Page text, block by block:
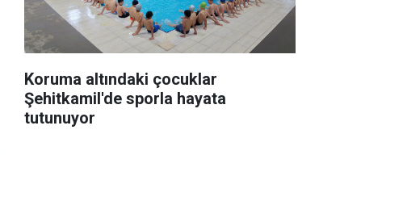
Koruma altındaki çocuklar
Şehitkamil'de sporla hayata
tutunuyor